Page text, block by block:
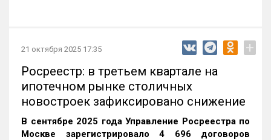
21 октября 2025 17:35 +
Росреестр: в третьем квартале на
ипотечном рынке столичных
новостроек зафиксировано снижение
В сентябре 2025 года Управление Росреестра по
Москве зарегистрировало 4 696 договоров